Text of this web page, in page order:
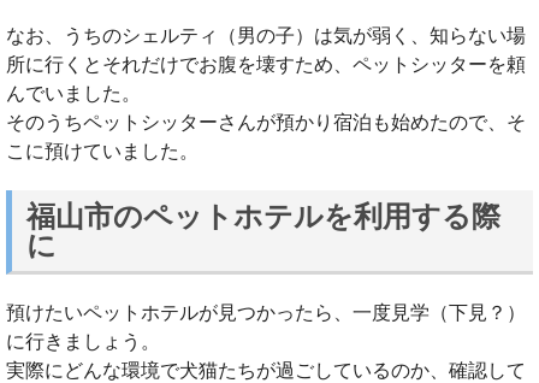
なお、うちのシェルティ（男の子）は気が弱く、知らない場
所に行くとそれだけでお腹を壊すため、ペットシッターを頼
んでいました。
そのうちペットシッターさんが預かり宿泊も始めたので、そ
こに預けていました。
福山市のペットホテルを利用する際
に
預けたいペットホテルが見つかったら、一度見学（下見？）
に行きましょう。
実際にどんな環境で犬猫たちが過ごしているのか、確認して